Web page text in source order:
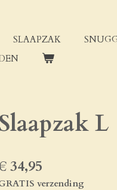
SLAAPZAK
Slaapzak L
34,95
verzending